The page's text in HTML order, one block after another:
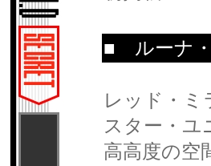
■ ルーナ
レッド・ミ
スター・ユ
高高度の空